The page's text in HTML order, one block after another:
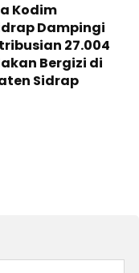
Kodim
Dampingi
27.004
Bergizi di
Sidrap